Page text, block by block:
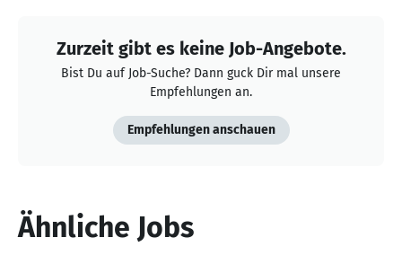
Zurzeit gibt es keine Job-Angebote.
Bist Du auf Job-Suche? Dann guck Dir mal unsere
Empfehlungen an.
Empfehlungen anschauen
Ähnliche Jobs